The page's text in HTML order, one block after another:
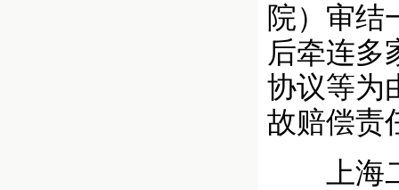
院）审结
后牵连多
协议等为
故赔偿责
上海二